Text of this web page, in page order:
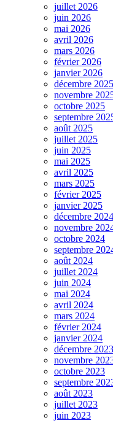
juillet 2026
juin 2026
mai 2026
avril 2026
mars 2026
février 2026
janvier 2026
décembre 2025
novembre
octobre 2025
septembre
août 2025
juillet 2025
juin 2025
mai 2025
avril 2025
mars 2025
février 2025
janvier 2025
décembre 2024
novembre
octobre 2024
septembre
août 2024
juillet 2024
juin 2024
mai 2024
avril 2024
mars 2024
février 2024
janvier 2024
décembre 2023
novembre
octobre 2023
septembre
août 2023
juillet 2023
juin 2023